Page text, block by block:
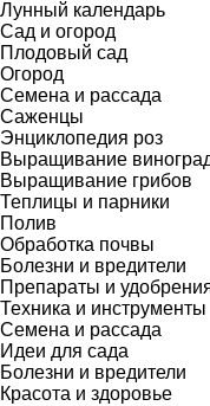
Лунный календарь
Сад и огород
Плодовый сад
Огород
Семена и рассада
Саженцы
Энциклопедия роз
Выращивание
Выращивание грибов
Теплицы и парники
Полив
Обработка почвы
Болезни и вредители
Препараты и
Техника и инструменты
Семена и рассада
Идеи для сада
Болезни и вредители
Красота и здоровье